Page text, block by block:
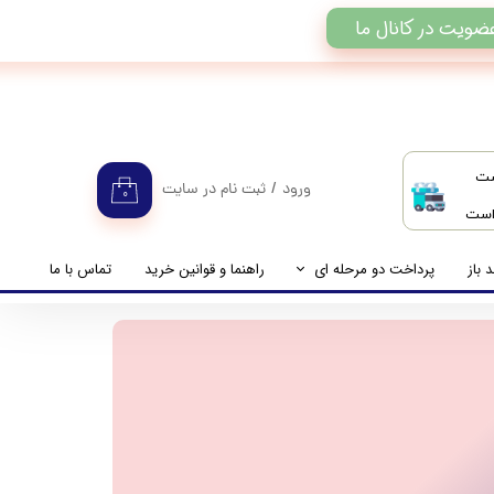
است
۰ ورود / ثبت نام در سایت
تغییر گذر واژه باز پرداخت دو مرحله ای
راهنمای پرداخت دو مرحله ای
راهنما و قوانین خرید تماس با ما
در کانال ما